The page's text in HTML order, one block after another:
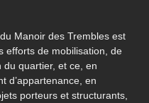
Manoir des Trembles est
efforts de mobilisation, de
quartier, et ce, en
d’appartenance, en
porteurs et structurants,